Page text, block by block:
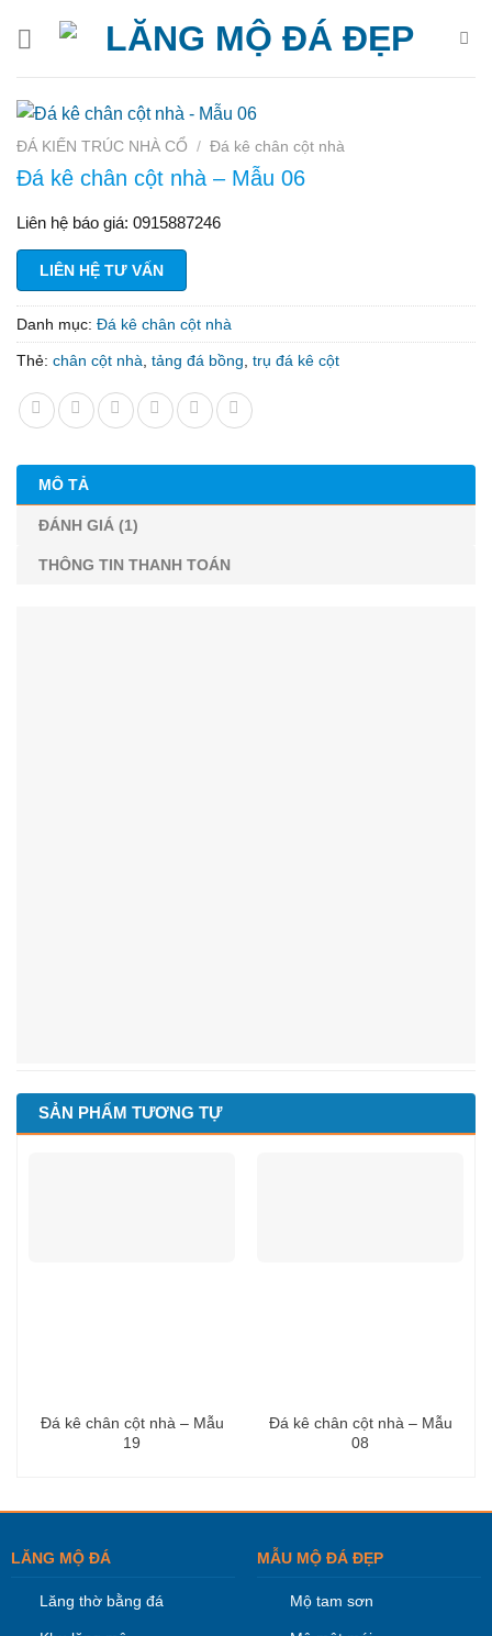
ĐÁ KIẾN TRÚC NHÀ CỔ / Đá kê chân cột nhà
Đá kê chân cột nhà – Mẫu 06
Liên hệ báo giá: 0915887246
LIÊN HỆ TƯ VẤN
Danh mục: Đá kê chân cột nhà
Thẻ: chân cột nhà tảng đá bồng trụ đá kê cột
MÔ TẢ
ĐÁNH GIÁ (1)
THÔNG TIN THANH TOÁN
SẢN PHẨM TƯƠNG TỰ
Đá kê chân cột nhà – Mẫu
19
Đá kê chân cột nhà – Mẫu
08
LĂNG MỘ ĐÁ
Lăng thờ bằng đá
MẪU MỘ ĐÁ ĐẸP
Mộ tam sơn